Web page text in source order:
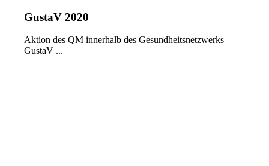
GustaV 2020
Aktion des QM innerhalb des Gesundheitsnetzwerks
GustaV ...